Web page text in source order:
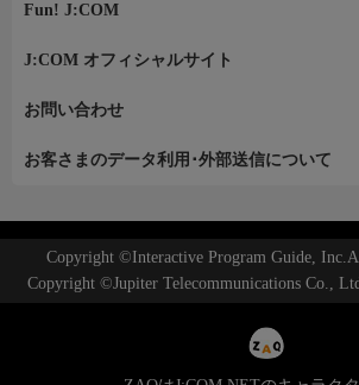
Fun! J:COM
J:COM オフィシャルサイト
お問い合わせ
お客さまのデータ利用･外部送信について
Copyright ©Interactive Program Guide,
Copyright ©Jupiter Telecommunications Co.,